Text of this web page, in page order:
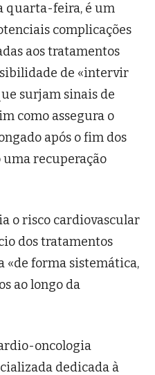
quarta-feira, é um
complicações
aos tratamentos
de «intervir
surjam sinais de
como assegura o
após o fim dos
recuperação
o risco cardiovascular
dos tratamentos
«de forma sistemática,
ao longo da
oncologia
dedicada à